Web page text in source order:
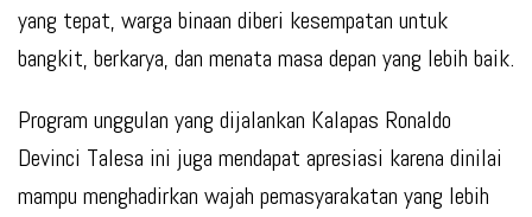
yang tepat, warga binaan diberi kesempatan untuk
bangkit, berkarya, dan menata masa depan yang lebih baik.
Program unggulan yang dijalankan Kalapas Ronaldo
Devinci Talesa ini juga mendapat apresiasi karena dinilai
mampu menghadirkan wajah pemasyarakatan yang lebih